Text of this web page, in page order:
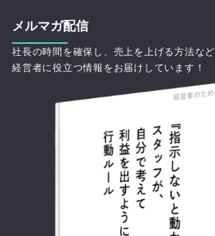
メルマガ配信
社長の時間を確保し、売上を上げる方法など
経営者に役立つ情報をお届けしています！